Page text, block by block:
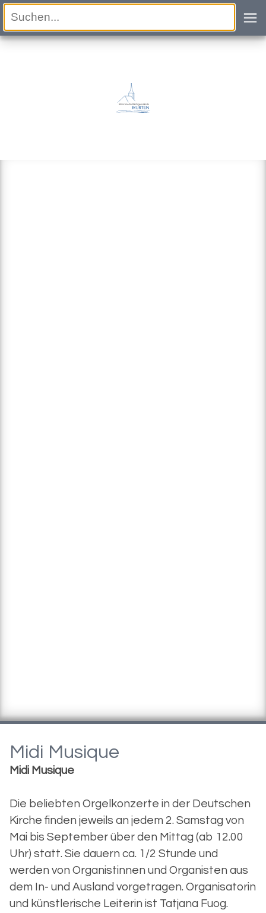
Midi Musique
Midi Musique
Die beliebten Orgelkonzerte in der Deutschen
Kirche finden jeweils an jedem 2. Samstag von
Mai bis September über den Mittag (ab 12.00
Uhr) statt. Sie dauern ca. 1/2 Stunde und
werden von Organistinnen und Organisten aus
dem In- und Ausland vorgetragen. Organisatorin
und künstlerische Leiterin ist Tatjana Fuog.